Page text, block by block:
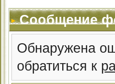
Сообщение
Обнаружена
обратиться к